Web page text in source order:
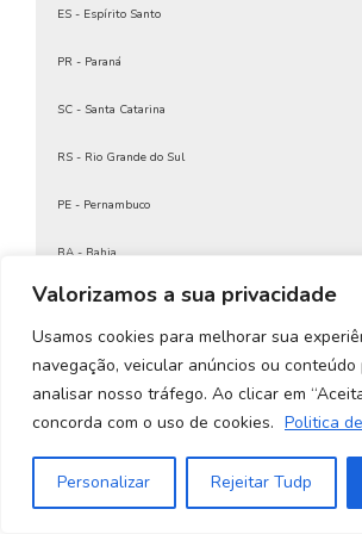
Valorizamos a sua privacidade
Usamos cookies para melhorar sua
navegação, veicular anúncios ou conteúdo
analisar nosso tráfego. Ao clicar em
concorda com o uso de cookies. Politica
Personalizar Rejeitar Tudp
Certificado Digital Para CNPJ
Certificado Digital Para CPF
Certificado Digital Para Emitir Nota
Certificado Digital Para MEI
Certificado Digital Para Nota Fiscal
Certificado Digital Pessoa Física
Certificado Digital Pessoa Física
Certificado Digital Pessoa Física
Certificado Digital Pessoa Jurídica
Certificado Digital PF A1
Certificado Digital PJ A1
Certificado digital preço
Certificado Digital Receita Federal
ES - Espírito Santo
PR - Paraná
SC - Santa Catarina
RS - Rio Grande do Sul
PE - Pernambuco
BA - Bahia
CE - Ceará
Goiás e Distrito Federal
MS - Mato Grosso do Sul
PI - Piauí